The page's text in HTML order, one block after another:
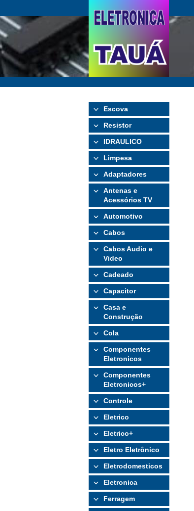
Escova
Resistor
IDRAULICO
Limpesa
Adaptadores
Antenas e
Acessórios TV
Automotivo
Cabos
Cabos Audio e
Video
Cadeado
Capacitor
Casa e
Construção
Cola
Componentes
Eletronicos
Componentes
Eletronicos+
Controle
Eletrico
Eletrico+
Eletro Eletrônico
Eletrodomesticos
Eletronica
Ferragem